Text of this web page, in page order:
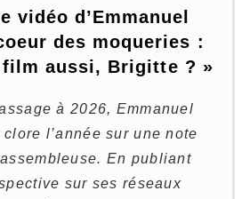
vidéo d’Emmanuel
des moqueries :
film aussi, Brigitte ? »
à 2026, Emmanuel
l’année sur une note
En publiant
sur ses réseaux